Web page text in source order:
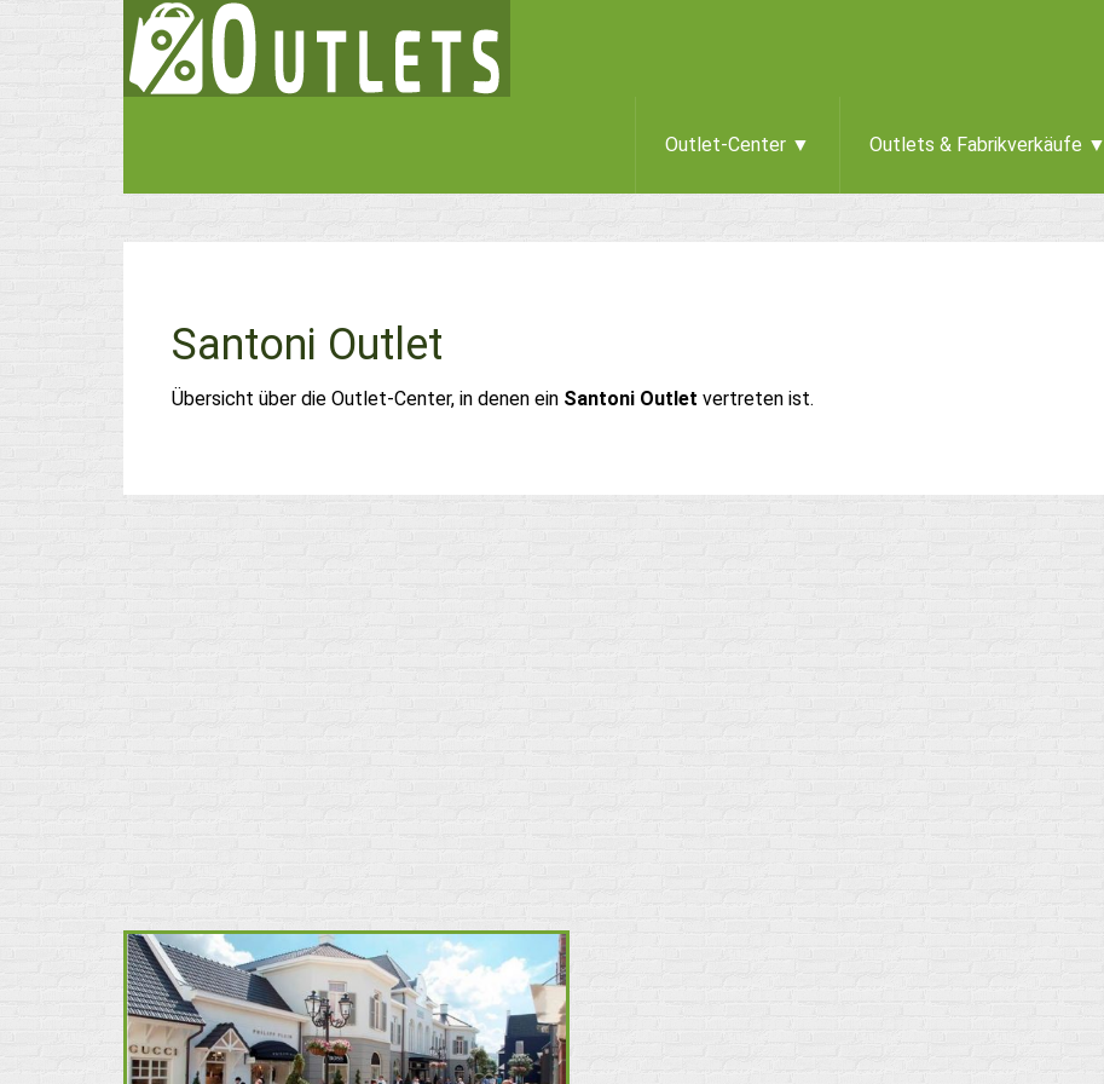
Outlet-Center ▼ Outlets & Fabrikverkäufe ▼
Santoni Outlet
Übersicht über die Outlet-Center, in denen ein Santoni Outlet vertreten ist.